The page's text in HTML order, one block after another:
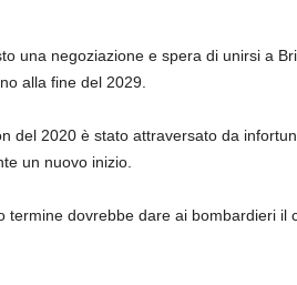
una negoziazione e spera di unirsi a
alla fine del 2029.
del 2020 è stato attraversato da
un nuovo inizio.
termine dovrebbe dare ai bombardieri il